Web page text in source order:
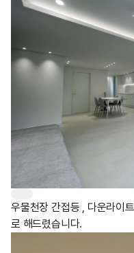
우물천장 간접등 , 다운라이
로 해드렸습니다.